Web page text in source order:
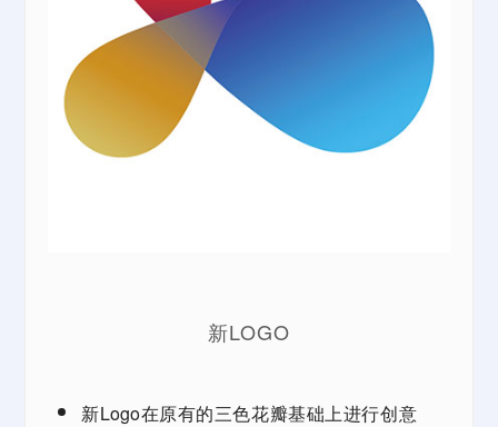
新LOGO
新Logo在原有的三色花瓣基础上进行创意